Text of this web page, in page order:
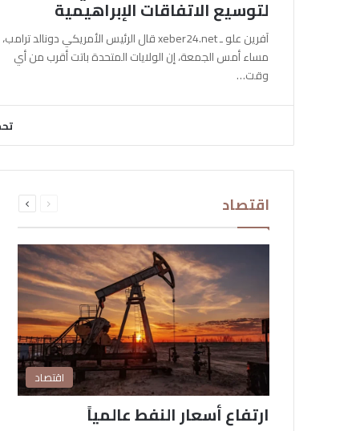
لتوسيع الاتفاقات الإبراهيمية
آفرين علو ـ xeber24.net قال الرئيس الأمريكي دونالد ترامب،
مساء أمس الجمعة، إن الولايات المتحدة باتت أقرب من أي
وقت…
اقتصاد الصفحةالصفحة
اقتصاد
ارتفاع أسعار النفط عالمياً